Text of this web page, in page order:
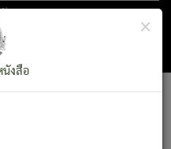
จ
สารบัญ×
งสือ